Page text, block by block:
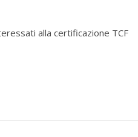
alla certificazione TCF